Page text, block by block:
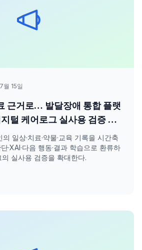
월 15일
근거로… 발달장애 통합 플랫
털 케어로그 실사용 검증 확
일상·치료·약물·교육 기록을 시간축
·XAI·다음 행동·결과 학습으로 환류하
실사용 검증을 확대한다.